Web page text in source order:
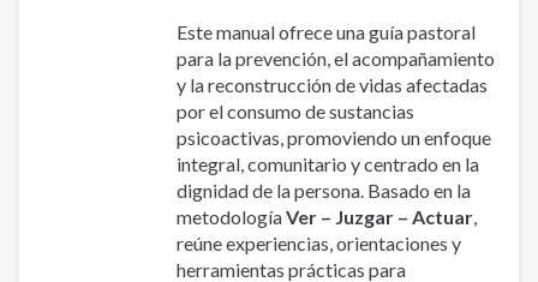
Este manual ofrece una guía pastoral
para la prevención, el acompañamiento
y la reconstrucción de vidas afectadas
por el consumo de sustancias
psicoactivas, promoviendo un enfoque
integral, comunitario y centrado en la
dignidad de la persona. Basado en la
metodologíaVer – Juzgar – Actuar,
reúne experiencias, orientaciones y
herramientas prácticas para